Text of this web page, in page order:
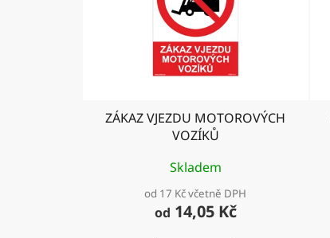
ZÁKAZ VJEZDU MOTOROVÝCH
VOZÍKŮ
Skladem
od 17 Kč včetně DPH
od 14,05 Kč